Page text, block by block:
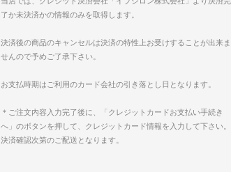
了か未決済かの情報のみを取得します。
決済後の商品のキャンセルは決済の特性上お受けすることが出来ま
せんので予めご了承下さい。
お支払時期はご利用のカード会社の引き落とし日となります。
＊ご注文内容入力完了後に、「クレジットカードお支払い手続き
へ」のボタンを押して、クレジットカード情報を入力して下さい。
決済確認次第のご配送となります。